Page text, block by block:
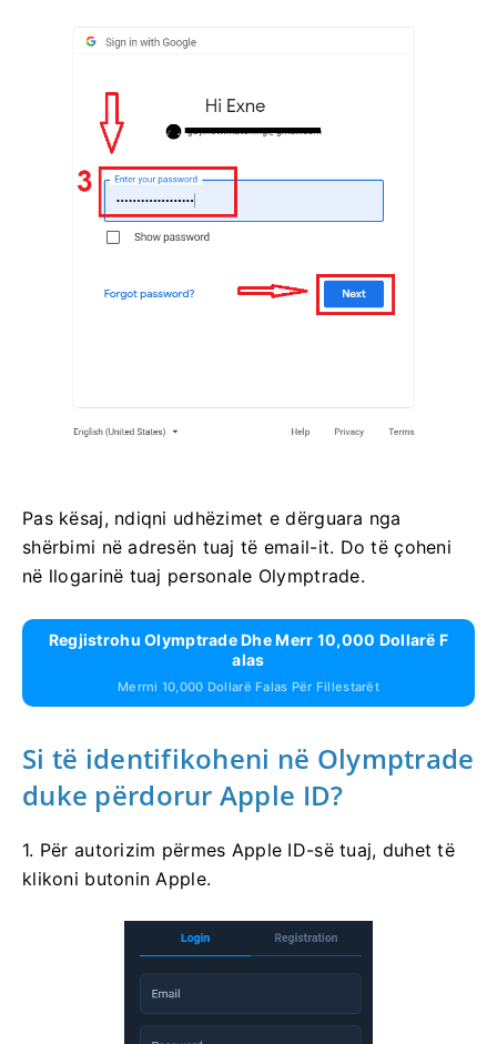
Pas kësaj, ndiqni udhëzimet e dërguara nga
shërbimi në adresën tuaj të email-it. Do të çoheni
në llogarinë tuaj personale Olymptrade.
Regjistrohu Olymptrade Dhe Merr 10,000 Dollarë F
Alas
Merrni 10,000 Dollarë Falas Për Fillestarët
Si të identifikoheni në Olymptrade
duke përdorur Apple ID?
1. Për autorizim përmes Apple ID-së tuaj, duhet të
klikoni butonin Apple.